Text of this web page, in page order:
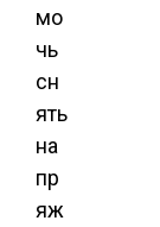
мо
чь
сн
ять
на
пр
яж